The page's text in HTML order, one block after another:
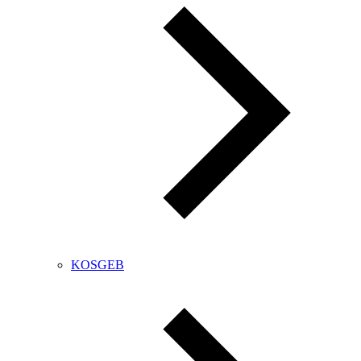
KOSGEB